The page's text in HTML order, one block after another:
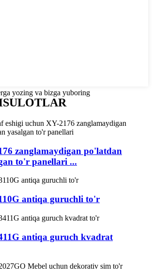
yozing va bizga yuboring
zanglamaydigan po'latdan
to'r panellari ...
antiqa guruchli to'r
antiqa guruch kvadrat